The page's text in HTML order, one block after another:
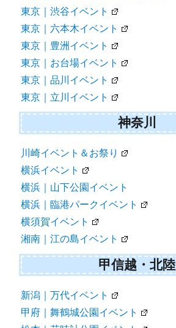
東京｜渋谷イベント
東京｜六本木イベント
東京｜豊洲イベント
東京｜お台場イベント
東京｜品川イベント
東京｜立川イベント
神奈川
川崎イベント＆お祭り
横浜イベント
横浜｜山下公園イベント
横浜｜臨港パークイベント
横須賀イベント
湘南｜江の島イベント
甲信越・北陸
新潟｜万代イベント
甲府｜舞鶴城公園イベント